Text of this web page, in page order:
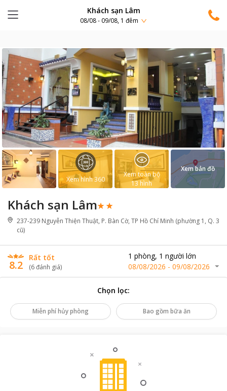
Khách sạn Lâm
08/08 - 09/08, 1 đêm
Khách sạn Lâm
237-239 Nguyễn Thiện Thuật, P. Bàn Cờ, TP Hồ Chí Minh (phường 1, Q. 3
cũ)
8.2
Rất tốt
(6đánh giá)
1 phòng, 1 người lớn
08/08/2026 - 09/08/2026
Xem hình 360
Xem toàn bộ
13 hình
Xem bản đồ
Chọn lọc:
Miễn phí hủy phòng Bao gồm bữa ăn